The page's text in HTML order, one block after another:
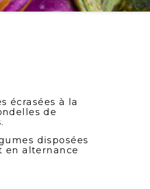
écrasées à la
de
disposées
en alternance